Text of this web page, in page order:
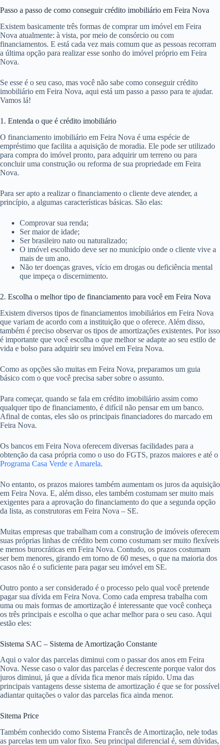
Passo a passo de como conseguir crédito imobiliário em Feira Nova
Existem basicamente três formas de comprar um imóvel em Feira
Nova atualmente: à vista, por meio de consórcio ou com
financiamentos. E está cada vez mais comum que as pessoas recorram
a última opção para realizar esse sonho do imóvel próprio em Feira
Nova.
Se esse é o seu caso, mas você não sabe como conseguir crédito
imobiliário em Feira Nova, aqui está um passo a passo para te ajudar.
Vamos lá!
1. Entenda o que é crédito imobiliário
O financiamento imobiliário em Feira Nova é uma espécie de
empréstimo que facilita a aquisição de moradia. Ele pode ser utilizado
para compra do imóvel pronto, para adquirir um terreno ou para
concluir uma construção ou reforma de sua propriedade em Feira
Nova.
Para ser apto a realizar o financiamento o cliente deve atender, a
princípio, a algumas características básicas. São elas:
Comprovar sua renda;
Ser maior de idade;
Ser brasileiro nato ou naturalizado;
O imóvel escolhido deve ser no município onde o cliente vive a
mais de um ano.
Não ter doenças graves, vício em drogas ou deficiência mental
que impeça o discernimento.
2. Escolha o melhor tipo de financiamento para você em Feira Nova
Existem diversos tipos de financiamentos imobiliários em Feira Nova
que variam de acordo com a instituição que o oferece. Além disso,
também é preciso observar os tipos de amortizações existentes. Por isso
é importante que você escolha o que melhor se adapte ao seu estilo de
vida e bolso para adquirir seu imóvel em Feira Nova.
Como as opções são muitas em Feira Nova, preparamos um guia
básico com o que você precisa saber sobre o assunto.
Para começar, quando se fala em crédito imobiliário assim como
qualquer tipo de financiamento, é difícil não pensar em um banco.
Afinal de contas, eles são os principais financiadores do marcado em
Feira Nova.
Os bancos em Feira Nova oferecem diversas facilidades para a
obtenção da casa própria como o uso do FGTS, prazos maiores e até o
Programa Casa Verde e Amarela.
No entanto, os prazos maiores também aumentam os juros da aquisição
em Feira Nova. E, além disso, eles também costumam ser muito mais
exigentes para a aprovação do financiamento do que a segunda opção
da lista, as construtoras em Feira Nova – SE.
Muitas empresas que trabalham com a construção de imóveis oferecem
suas próprias linhas de crédito bem como costumam ser muito flexíveis
e menos burocráticas em Feira Nova. Contudo, os prazos costumam
ser bem menores, girando em torno de 60 meses, o que na maioria dos
casos não é o suficiente para pagar seu imóvel em SE.
Outro ponto a ser considerado é o processo pelo qual você pretende
pagar sua dívida em Feira Nova. Como cada empresa trabalha com
uma ou mais formas de amortização é interessante que você conheça
os três principais e escolha o que achar melhor para o seu caso. Aqui
estão eles:
Sistema SAC – Sistema de Amortização Constante
Aqui o valor das parcelas diminui com o passar dos anos em Feira
Nova. Nesse caso o valor das parcelas é decrescente porque valor dos
juros diminui, já que a dívida fica menor mais rápido. Uma das
principais vantagens desse sistema de amortização é que se for possível
adiantar quitações o valor das parcelas fica ainda menor.
Sitema Price
Também conhecido como Sistema Francês de Amortização, nele todas
as parcelas tem um valor fixo. Seu principal diferencial é, sem dúvidas,